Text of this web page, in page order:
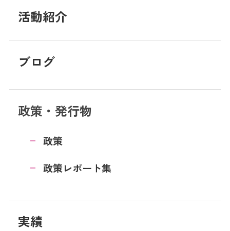
活動紹介
ブログ
政策・発行物
政策
政策レポート集
実績